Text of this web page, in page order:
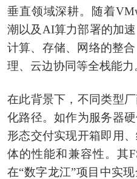
垂直领域深耕。随着
潮以及AI算力部署的加
计算、存储、网络的整
理、云边协同等全栈能力
在此背景下，不同类型
化路径。如作为服务器
形态交付实现开箱即用
体的性能和兼容性。其
在“数字龙江”项目中实